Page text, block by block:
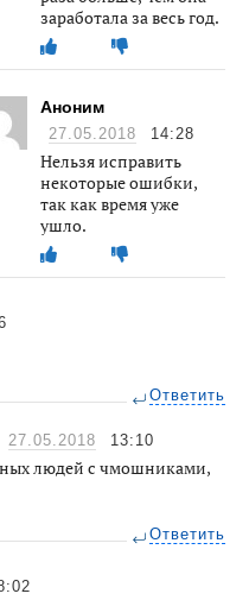
заработала за весь год.
Аноним
27.05.2018 14:28
Нельзя исправить
некоторые ошибки,
так как время уже
ушло.
Ответить
27.05.2018 13:10
людей с чмошниками,
Ответить